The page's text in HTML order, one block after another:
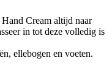
Cream altijd naar
in tot deze volledig is
ellebogen en voeten.